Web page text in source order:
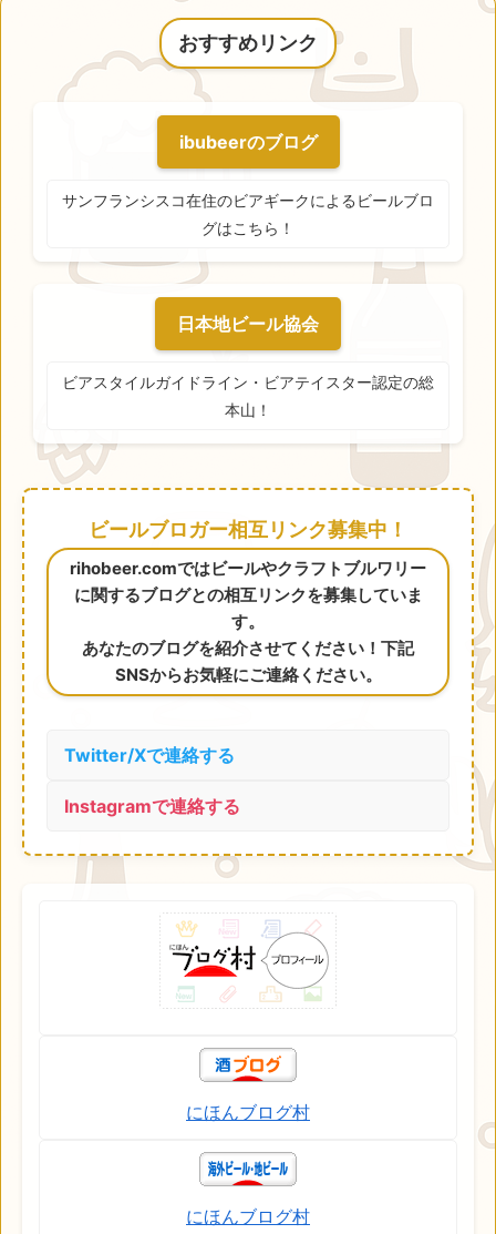
おすすめリンク
ibubeerのブログ
サンフランシスコ在住のビアギークによるビールブロ
グはこちら！
日本地ビール協会
ビアスタイルガイドライン・ビアテイスター認定の総
本山！
ビールブロガー相互リンク募集中！
rihobeer.comではビールやクラフトブルワリー
に関するブログとの相互リンクを募集していま
す。
あなたのブログを紹介させてください！下記
SNSからお気軽にご連絡ください。
Twitter/Xで連絡する
Instagramで連絡する
にほんブログ村
にほんブログ村